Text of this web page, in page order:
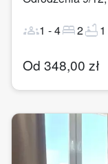
groups1 -4bed2bathtub1
Od 348,00 zł